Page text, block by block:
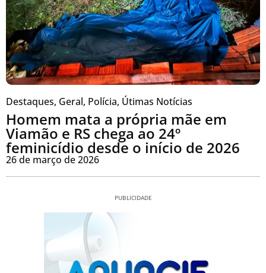
Destaques, Geral, Polícia, Útimas Notícias
Homem mata a própria mãe em
Viamão e RS chega ao 24º
feminicídio desde o início de 2026
26 de março de 2026
PUBLICIDADE